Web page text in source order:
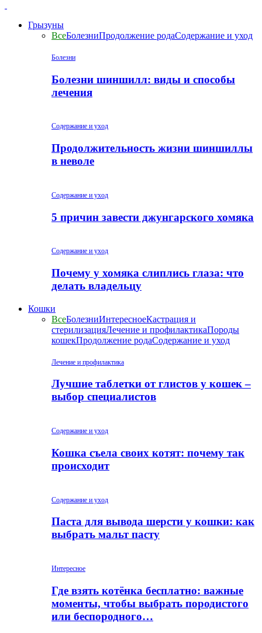
Грызуны
ВсеБолезниПродолжение родаСодержание и уход
Болезни
Болезни шиншилл: виды и способы
лечения
Содержание и уход
Продолжительность жизни шиншиллы
в неволе
Содержание и уход
5 причин завести джунгарского хомяка
Содержание и уход
Почему у хомяка слиплись глаза: что
делать владельцу
Кошки
ВсеБолезниИнтересноеКастрация и
стерилизацияЛечение и профилактикаПороды
кошекПродолжение родаСодержание и уход
Лечение и профилактика
Лучшие таблетки от глистов у кошек –
выбор специалистов
Содержание и уход
Кошка съела своих котят: почему так
происходит
Содержание и уход
Паста для вывода шерсти у кошки: как
выбрать мальт пасту
Интересное
Где взять котёнка бесплатно: важные
моменты, чтобы выбрать породистого
или беспородного…